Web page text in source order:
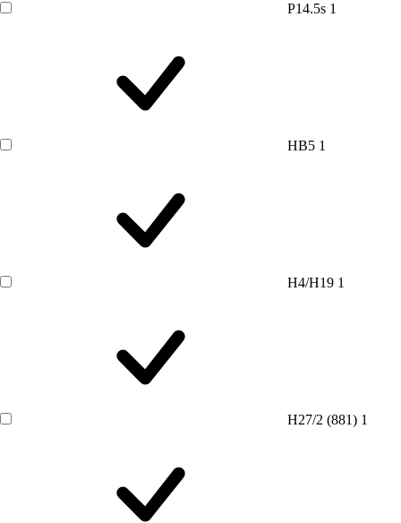
P14.5s 1
HB5 1
H4/H19 1
H27/2 (881) 1